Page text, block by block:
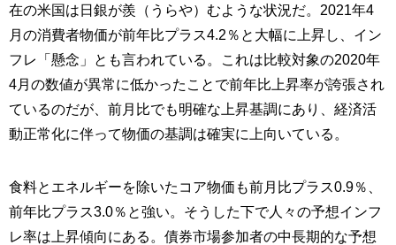
在の米国は日銀が羨（うらや）むような状況だ。2021年4
月の消費者物価が前年比プラス4.2％と大幅に上昇し、イン
フレ「懸念」とも言われている。これは比較対象の2020年
4月の数値が異常に低かったことで前年比上昇率が誇張され
ているのだが、前月比でも明確な上昇基調にあり、経済活
動正常化に伴って物価の基調は確実に上向いている。
食料とエネルギーを除いたコア物価も前月比プラス0.9％、
前年比プラス3.0％と強い。そうした下で人々の予想インフ
レ率は上昇傾向にある。債券市場参加者の中長期的な予想